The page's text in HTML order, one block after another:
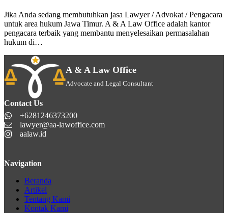
Jika Anda sedang membutuhkan jasa Lawyer / Advokat / Pengacara
untuk area hukum Jawa Timur. A & A Law Office adalah kantor
pengacara terbaik yang membantu menyelesaikan permasalahan
hukum di…
A & A Law Office
Advocate and Legal Consultant
Contact Us
+6281246373200
lawyer@aa-lawoffice.com
aalaw.id
Navigation
Beranda
Artikel
Tentang Kami
Kontak Kami